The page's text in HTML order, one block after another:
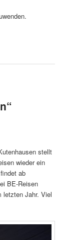
stellt
wieder ein
ab
BE-Reisen
letzten Jahr. Viel